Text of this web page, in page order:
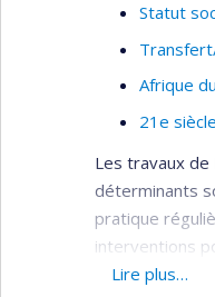
Statut
Afrique
21e siècle
Les travaux
déterminants
pratique
interventions
régulière de
Lire plus…